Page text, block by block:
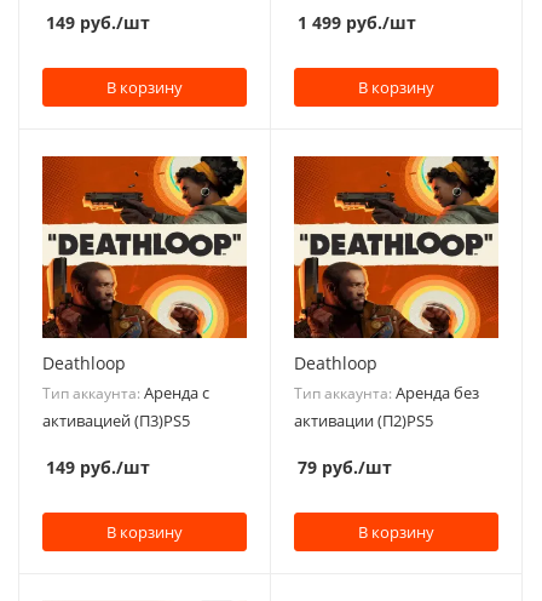
149 руб./шт
В корзину
1 499 руб./шт
В корзину
Deathloop
Тип аккаунта: Аренда с
активацией (П3)PS5
149 руб./шт
В корзину
Deathloop
Тип аккаунта: Аренда без
активации (П2)PS5
79 руб./шт
В корзину